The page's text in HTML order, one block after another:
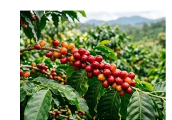
Diego Maradona
Di cư
Dòng chảy phương Bắc 1
Dải Gaza
Facebook
FED
Fansipan
F0
FLC
F-16